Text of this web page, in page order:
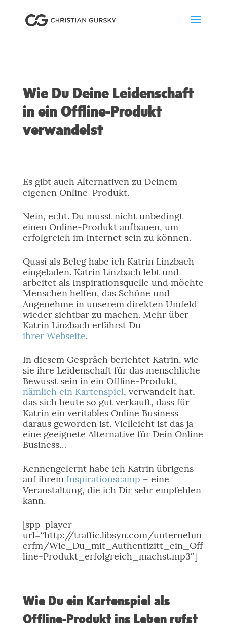
Wie Du Deine Leidenschaft
in ein Offline-Produkt
verwandelst
Es gibt auch Alternativen zu Deinem
eigenen Online-Produkt.
Nein, echt. Du musst nicht unbedingt
einen Online-Produkt aufbauen, um
erfolgreich im Internet sein zu können.
Quasi als Beleg habe ich Katrin Linzbach
eingeladen. Katrin Linzbach lebt und
arbeitet als Inspirationsquelle und möchte
Menschen helfen, das Schöne und
Angenehme in unserem direkten Umfeld
wieder sichtbar zu machen. Mehr über
Katrin Linzbach erfährst Du
ihrer Webseite.
In diesem Gespräch berichtet Katrin, wie
sie ihre Leidenschaft für das menschliche
Bewusst sein in ein Offline-Produkt,
nämlich ein Kartenspiel, verwandelt hat,
das sich heute so gut verkauft, dass für
Katrin ein veritables Online Business
daraus geworden ist. Vielleicht ist das ja
eine geeignete Alternative für Dein Online
Business…
Kennengelernt habe ich Katrin übrigens
auf ihrem Inspirationscamp – eine
Veranstaltung, die ich Dir sehr empfehlen
kann.
[spp-player
url=“http://traffic.libsyn.com/unternehm
erfm/Wie_Du_mit_Authentizitt_ein_Off
line-Produkt_erfolgreich_machst.mp3″]
Wie Du ein Kartenspiel als
Offline-Produkt ins Leben rufst